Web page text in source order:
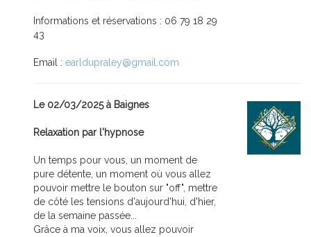
Informations et réservations : 06 79 18 29
43
Email : earldupraley@gmail.com
Le 02/03/2025 à Baignes
Relaxation par l'hypnose
Un temps pour vous, un moment de
pure détente, un moment où vous allez
pouvoir mettre le bouton sur "off", mettre
de côté les tensions d'aujourd'hui, d'hier,
de la semaine passée...
Grâce à ma voix, vous allez pouvoir